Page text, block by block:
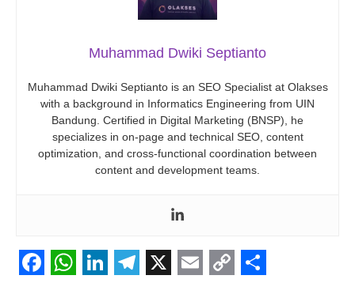
Muhammad Dwiki Septianto
Muhammad Dwiki Septianto is an SEO Specialist at Olakses
with a background in Informatics Engineering from UIN
Bandung. Certified in Digital Marketing (BNSP), he
specializes in on-page and technical SEO, content
optimization, and cross-functional coordination between
content and development teams.